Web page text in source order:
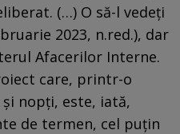
(…) O să-l vedeţi
2023, n.red.), dar
Afacerilor Interne.
care, printr-o
nopţi, este, iată,
de termen, cel puţin